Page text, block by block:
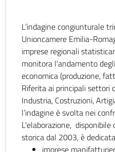
L’indagine congiunturale
Unioncamere Emilia-
imprese regionali
monitora l'andamento
economica (produzione,
Riferita ai principali settori
Industria, Costruzioni,
l’indagine è svolta nei
L'elaborazione,
storica dal 2003, è
imprese